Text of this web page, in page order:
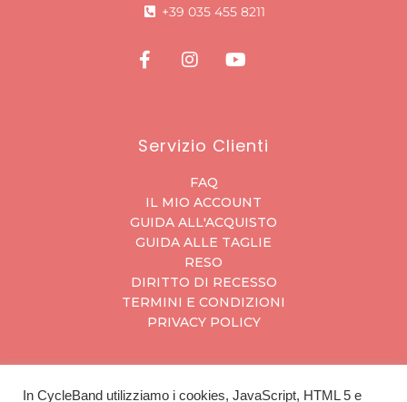
+39 035 455 8211
Servizio Clienti
FAQ
IL MIO ACCOUNT
GUIDA ALL'ACQUISTO
GUIDA ALLE TAGLIE
RESO
DIRITTO DI RECESSO
TERMINI E CONDIZIONI
PRIVACY POLICY
In CycleBand utilizziamo i cookies, JavaScript, HTML 5 e